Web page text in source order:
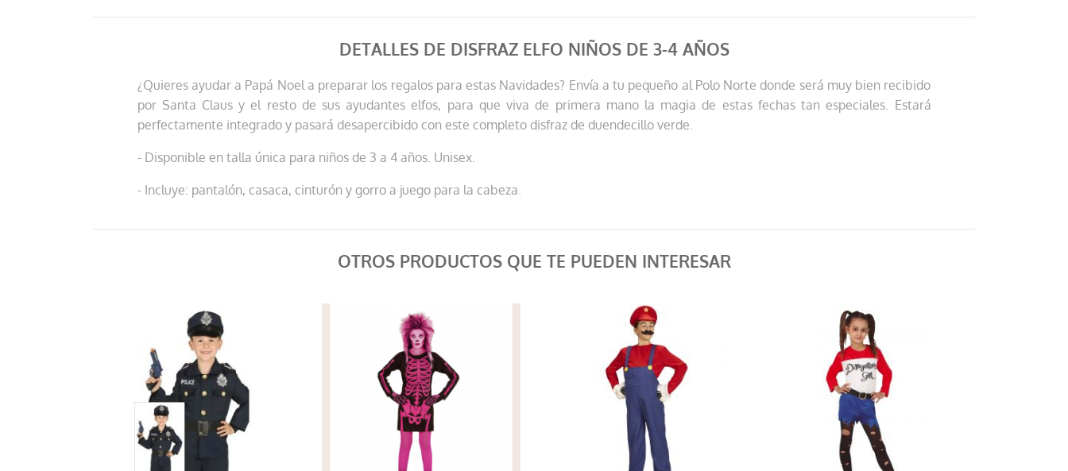
DETALLES DE DISFRAZ ELFO NIÑOS DE 3-4 AÑOS
¿Quieres ayudar a Papá Noel a preparar los regalos para estas Navidades? Envía a tu pequeño al Polo Norte donde será muy bien recibido
por Santa Claus y el resto de sus ayudantes elfos, para que viva de primera mano la magia de estas fechas tan especiales. Estará
perfectamente integrado y pasará desapercibido con este completo disfraz de duendecillo verde.
- Disponible en talla única para niños de 3 a 4 años. Unisex.
- Incluye: pantalón, casaca, cinturón y gorro a juego para la cabeza.
OTROS PRODUCTOS QUE TE PUEDEN INTERESAR